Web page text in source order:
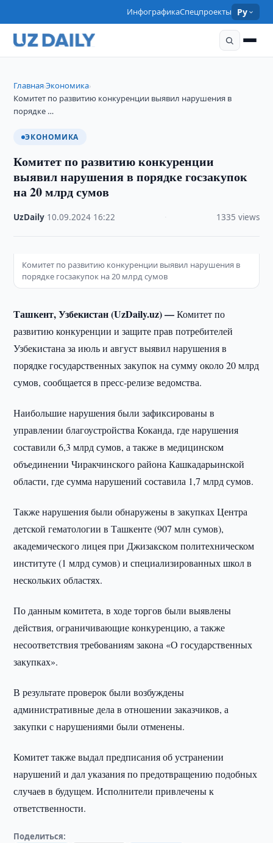
ИнфографикаСпецпроекты Ру
Главная›Экономика›
Комитет по развитию конкуренции выявил нарушения в
порядке …
ЭКОНОМИКА
Комитет по развитию конкуренции
выявил нарушения в порядке госзакупок
на 20 млрд сумов
UzDaily 10.09.2024 16:22 1335 views
Комитет по развитию конкуренции выявил нарушения в
порядке госзакупок на 20 млрд сумов
Ташкент, Узбекистан (UzDaily.uz) —Комитет по
развитию конкуренции и защите прав потребителей
Узбекистана за июль и август выявил нарушения в
порядке государственных закупок на сумму около 20 млрд
сумов, сообщается в пресс-релизе ведомства.
Наибольшие нарушения были зафиксированы в
управлении благоустройства Коканда, где нарушения
составили 6,3 млрд сумов, а также в медицинском
объединении Чиракчинского района Кашкадарьинской
области, где сумма нарушений составила 1,7 млрд сумов.
Также нарушения были обнаружены в закупках Центра
детской гематологии в Ташкенте (907 млн сумов),
академического лицея при Джизакском политехническом
институте (1 млрд сумов) и специализированных школ в
нескольких областях.
По данным комитета, в ходе торгов были выявлены
действия, ограничивающие конкуренцию, а также
несоответствия требованиям закона «О государственных
закупках».
В результате проверок были возбуждены
административные дела в отношении заказчиков, а
закупки с нарушениями были отменены.
Комитет также выдал предписания об устранении
нарушений и дал указания по предотвращению подобных
случаев в будущем. Исполнители привлечены к
ответственности.
Поделиться: